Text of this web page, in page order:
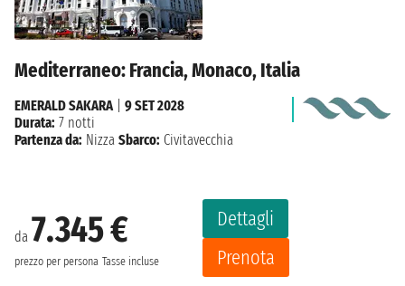
Mediterraneo: Francia, Monaco, Italia
da 7.345 €
prezzo per persona Tasse incluse
Dettagli
Prenota
EMERALD SAKARA| 9 SET 2028
Durata: 7 notti
Partenza da: Nizza Sbarco: Civitavecchia